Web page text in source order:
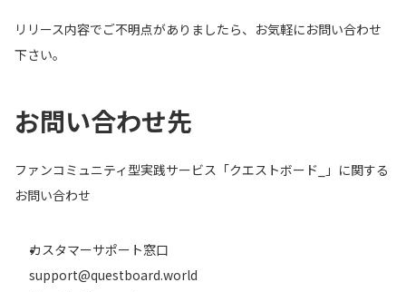
リリース内容でご不明点がありましたら、お気軽にお問い合わせ
下さい。
お問い合わせ先
ファンコミュニティ型実践サービス「クエストボード_」に関する
お問い合わせ
カスタマーサポート窓口
support@questboard.world